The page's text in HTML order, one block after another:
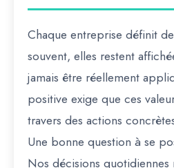
Chaque entreprise définit
souvent, elles restent
jamais être réellement
positive exige que ces
travers des actions
Une bonne question à se
Nos décisions quotidiennes